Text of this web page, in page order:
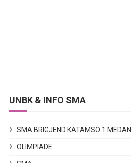
UNBK & INFO SMA
SMA BRIGJEND KATAMSO 1 MEDAN
OLIMPIADE